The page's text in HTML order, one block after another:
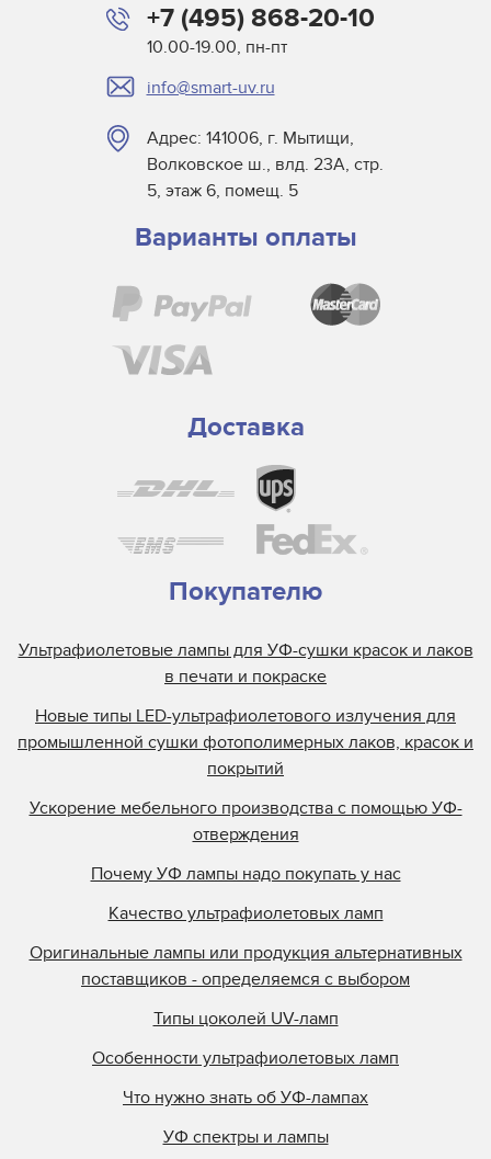
+7 (495) 868-20-10
10.00-19.00, пн-пт
info@smart-uv.ru
Адрес: 141006, г. Мытищи,
Волковское ш., влд. 23А, стр.
5, этаж 6, помещ. 5
Варианты оплаты
Доставка
Покупателю
Ультрафиолетовые лампы для УФ-сушки красок и лаков
в печати и покраске
Новые типы LED-ультрафиолетового излучения для
промышленной сушки фотополимерных лаков, красок и
покрытий
Ускорение мебельного производства с помощью УФ-
отверждения
Почему УФ лампы надо покупать у нас
Качество ультрафиолетовых ламп
Оригинальные лампы или продукция альтернативных
поставщиков - определяемся с выбором
Типы цоколей UV-ламп
Особенности ультрафиолетовых ламп
Что нужно знать об УФ-лампах
УФ спектры и лампы